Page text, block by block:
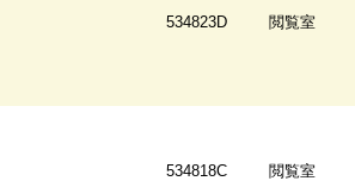
534823D 閲覧室
534818C 閲覧室